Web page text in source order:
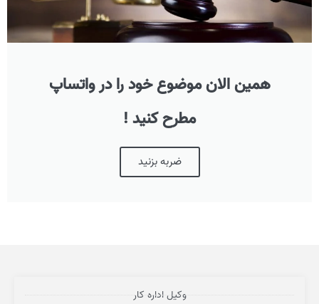
همین الان موضوع خود را در واتساپ
مطرح کنید !
ضربه بزنید
وکیل اداره کار